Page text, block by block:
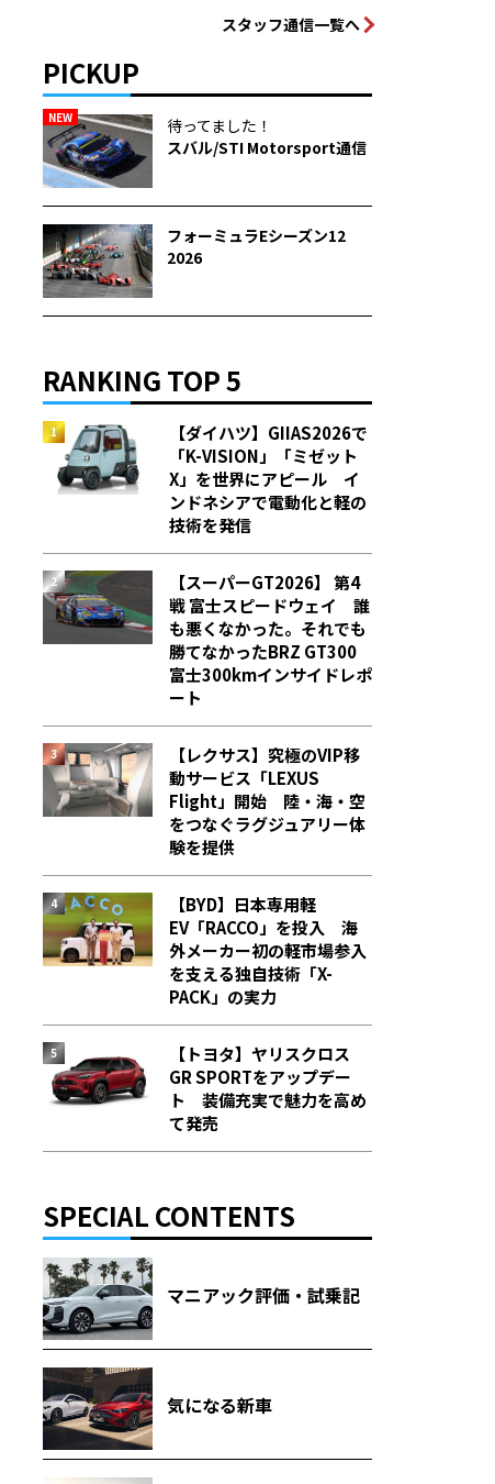
スタッフ通信一覧へ
PICKUP
NEW
待ってました！
スバル/STI Motorsport通信
フォーミュラEシーズン12
2026
RANKING TOP 5
【ダイハツ】GIIAS2026で
「K-VISION」「ミゼット
X」を世界にアピール イ
ンドネシアで電動化と軽の
技術を発信
【スーパーGT2026】 第4
戦 富士スピードウェイ 誰
も悪くなかった。それでも
勝てなかった――BRZ GT300
富士300kmインサイドレポ
ート
【レクサス】究極のVIP移
動サービス「LEXUS
Flight」開始 陸・海・空
をつなぐラグジュアリー体
験を提供
【BYD】日本専用軽
EV「RACCO」を投入 海
外メーカー初の軽市場参入
を支える独自技術「X-
PACK」の実力
【トヨタ】ヤリスクロス
GR SPORTをアップデー
ト 装備充実で魅力を高め
て発売
SPECIAL CONTENTS
マニアック評価・試乗記
気になる新車